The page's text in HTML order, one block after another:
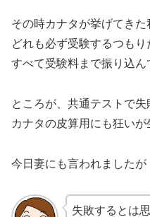
その時カナタが挙げてきた
どれも必ず受験するつも
すべて受験料まで振り込ん
ところが、共通テストで失
カナタの皮算用にも狂いが
今日妻にも言われましたが
失敗するとは